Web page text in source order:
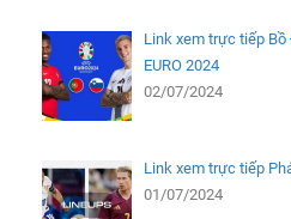
Link xem trực tiếp
EURO 2024
02/07/2024
Link xem trực tiếp
01/07/2024